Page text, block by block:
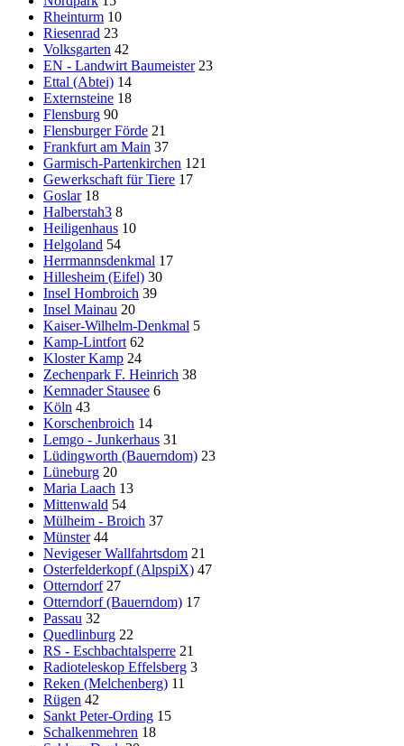
Rheinturm 10
Riesenrad 23
Volksgarten 42
EN - Landwirt Baumeister 23
Ettal (Abtei) 14
Externsteine 18
Flensburg 90
Flensburger Förde 21
Frankfurt am Main 37
Garmisch-Partenkirchen 121
Gewerkschaft für Tiere 17
Goslar 18
Halberstah3 8
Heiligenhaus 10
Helgoland 54
Herrmannsdenkmal 17
Hillesheim (Eifel) 30
Insel Hombroich 39
Insel Mainau 20
Kaiser-Wilhelm-Denkmal 5
Kamp-Lintfort 62
Kloster Kamp 24
Zechenpark F. Heinrich 38
Kemnader Stausee 6
Köln 43
Korschenbroich 14
Lemgo - Junkerhaus 31
Lüdingworth (Bauerndom) 23
Lüneburg 20
Maria Laach 13
Mittenwald 54
Mülheim - Broich 37
Münster 44
Nevigeser Wallfahrtsdom 21
Osterfelderkopf (AlpspiX) 47
Otterndorf 27
Otterndorf (Bauerndom) 17
Passau 32
Quedlinburg 22
RS - Eschbachtalsperre 21
Radioteleskop Effelsberg 3
Reken (Melchenberg) 11
Rügen 42
Sankt Peter-Ording 15
Schalkenmehren 18